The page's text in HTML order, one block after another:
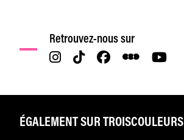
Retrouvez-nous sur
ÉGALEMENT SUR TROISCOULEURS